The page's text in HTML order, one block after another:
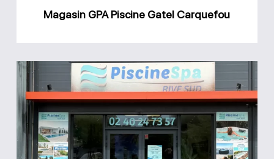
Magasin GPA Piscine Gatel Carquefou
Magasin
Rive
Sud
Piscine
et